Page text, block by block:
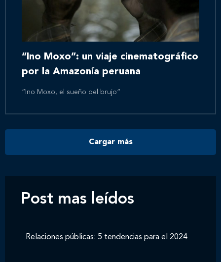
Inicio
Nosotros
Novedades
Contáctanos
“Ino Moxo”: un viaje cinematográfico
por la Amazonía peruana
“Ino Moxo, el sueño del brujo”
Cargar más
Post mas leídos
Relaciones públicas: 5 tendencias para el 2024